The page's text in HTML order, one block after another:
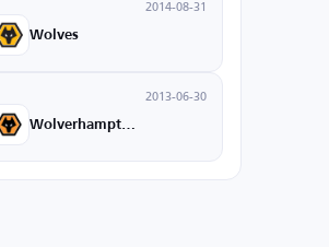
2014-08-31
Wolves
2013-06-30